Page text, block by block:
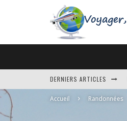
DERNIERS ARTICLES
Accueil Randonnées